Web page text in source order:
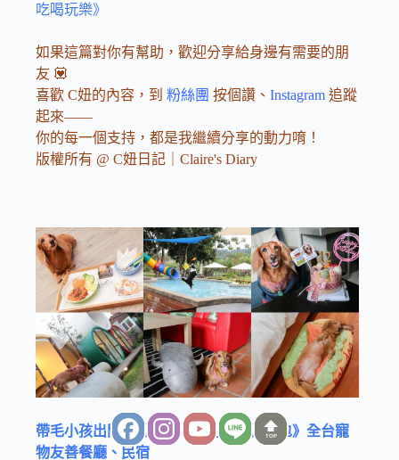
吃喝玩樂》
如果這篇對你有幫助，歡迎分享給身邊有需要的朋
友 💟
喜歡 C妞的內容，到 粉絲團 按個讚、 Instagram 追蹤
起來——
你的每一個支持，都是我繼續分享的動力唷！
版權所有 @ C妞日記｜Claire's Diary
帶毛小孩出門必看！！《寵物友善懶人包》全台寵
物友善餐廳、民宿
TOP